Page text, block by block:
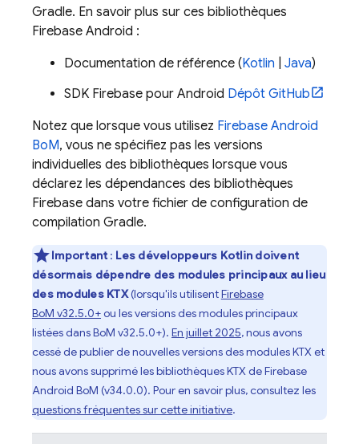
Gradle. En savoir plus sur ces bibliothèques
Firebase Android :
Documentation de référence (Kotlin Java)
SDK Firebase pour Android Dépôt GitHub
Notez que lorsque vous utilisez Firebase Android
BoM, vous ne spécifiez pas les versions
individuelles des bibliothèques lorsque vous
déclarez les dépendances des bibliothèques
Firebase dans votre fichier de configuration de
compilation Gradle.
Important : Les développeurs Kotlin doivent
désormais dépendre des modules principaux au lieu
des modules KTX(lorsqu'ils utilisentFirebase
BoM v32.5.0+ou les versions des modules principaux
listées dansBoM v32.5.0+). En juillet 2025, nous avons
cessé de publier de nouvelles versions des modules KTX et
nous avons supprimé les bibliothèques KTX deFirebase
Android BoM (v34.0.0). Pour en savoir plus, consultez les
questions fréquentes sur cette initiative.